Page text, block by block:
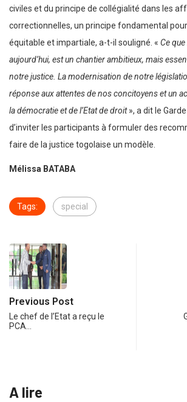
civiles et du principe de collégialité dans les
correctionnelles, un principe fondamental
équitable et impartiale, a-t-il souligné. « Ce
aujourd’hui, est un chantier ambitieux, mais
notre justice. La modernisation de notre
réponse aux attentes de nos concitoyens et un
la démocratie et de l’Etat de droit», a dit le
d’inviter les participants à formuler des
faire de la justice togolaise un modèle.
Mélissa BATABA
Tags: special
Previous Post
Le chef de l’Etat a reçu le
PCA…
A lire